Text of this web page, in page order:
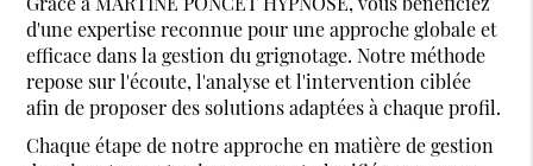
d'une expertise reconnue pour une approche globale et
efficace dans la gestion du grignotage. Notre méthode
repose sur l'écoute, l'analyse et l'intervention ciblée
afin de proposer des solutions adaptées à chaque profil.
Chaque étape de notre approche en matière de gestion